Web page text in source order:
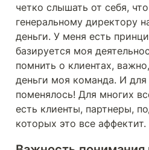
четко слышать от себя,
генеральному директору
деньги. У меня есть
базируется моя
помнить о клиентах,
деньги моя команда. И
поменялось! Для многих
есть клиенты, партнеры,
которых это все аффектит.